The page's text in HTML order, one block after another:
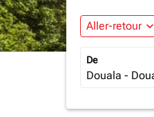
Aller-retour expand_more
De